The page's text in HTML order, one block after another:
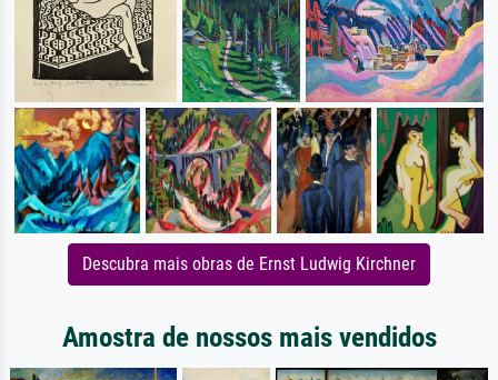
Descubra mais obras de Ernst Ludwig Kirchner
Amostra de nossos mais vendidos